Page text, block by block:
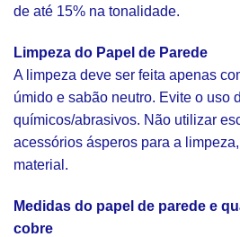
de até 15% na tonalidade.
Limpeza do Papel de Parede
A limpeza deve ser feita apenas
úmido e sabão neutro. Evite o uso
químicos/abrasivos. Não utilizar
acessórios ásperos para a
material.
Medidas do papel de parede e
cobre